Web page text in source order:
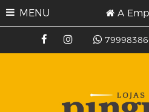
MENU A